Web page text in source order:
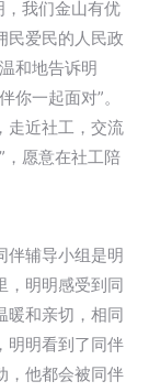
，我们金山有优
民爱民的人民政
和地告诉明
你一起面对”。
走近社工，交流
，愿意在社工陪
伴辅导小组是明
，明明感受到同
暖和亲切，相同
明明看到了同伴
，他都会被同伴